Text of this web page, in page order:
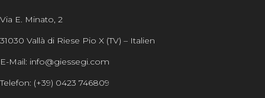
Via E. Minato, 2
31030 Vallà di Riese Pio X (TV) – Italien
E-Mail: info@giessegi.com
Telefon: (+39) 0423 746809